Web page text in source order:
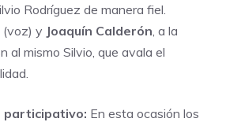
Rodríguez de manera fiel.
(voz) y Joaquín Calderón , a la
al mismo Silvio, que avala el
participativo: En esta ocasión los